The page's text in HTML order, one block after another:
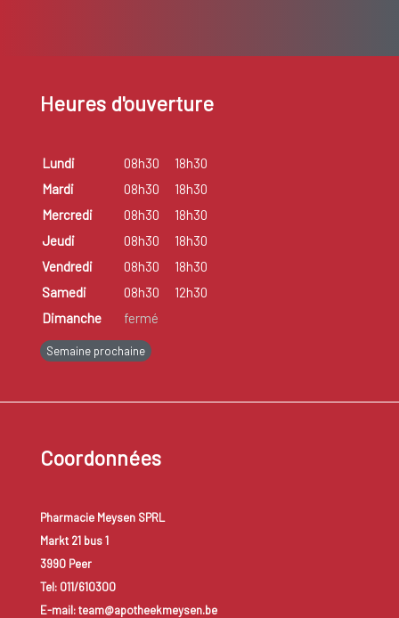
Heures d'ouverture
Lundi 08h30
18h30
Mardi
08h30
18h30
Mercredi
08h30
18h30
Jeudi
08h30
18h30
Vendredi
08h30
18h30
Samedi
08h30
12h30
Dimanche
fermé
Semaine prochaine
Coordonnées
Pharmacie Meysen SPRL
Markt 21 bus 1
3990 Peer
Tel: 011/610300
E-mail: team@apotheekmeysen.be